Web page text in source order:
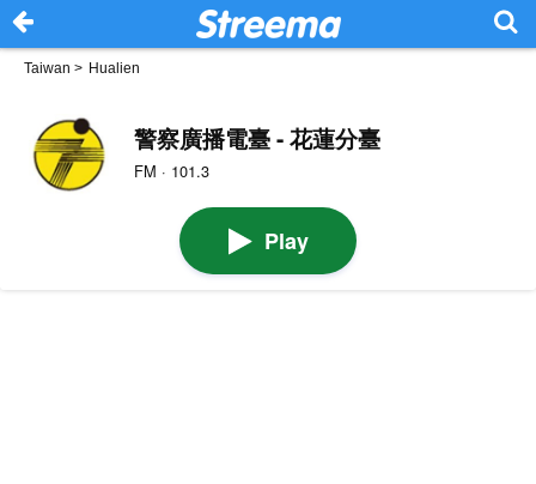
Taiwan > Hualien
警察廣播電臺 - 花蓮分臺
FM · 101.3
Play